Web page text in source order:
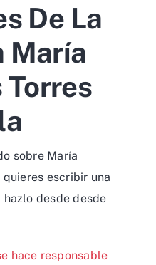
De La
María
Torres
sobre María
escribir una
desde desde
hace responsable